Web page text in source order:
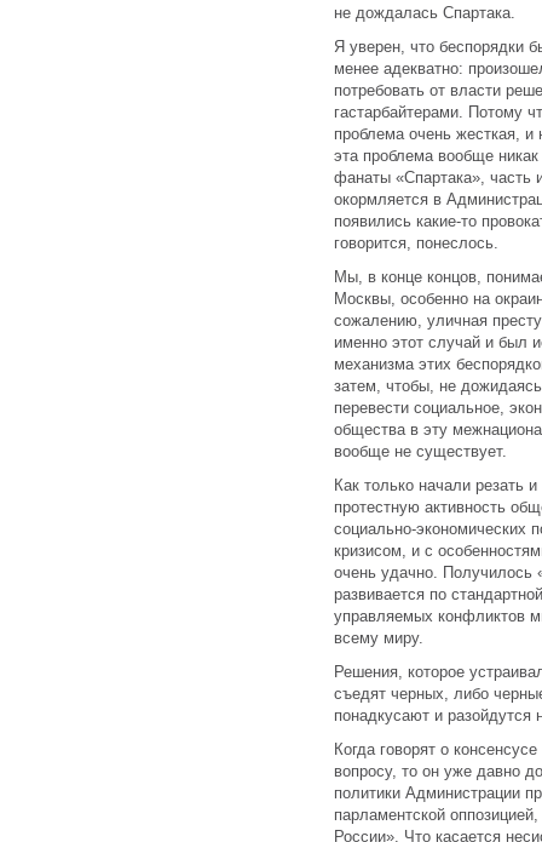
не дождалась Спартака.
Я уверен, что беспорядки
менее адекватно:
потребовать от власти
гастарбайтерами. Потому
проблема очень жесткая, и
эта проблема вообще
фанаты «Спартака», часть
окормляется в
появились какие-то
говорится, понеслось.
Мы, в конце концов,
Москвы, особенно на
сожалению, уличная
именно этот случай и был
механизма этих
затем, чтобы, не
перевести социальное,
общества в эту
вообще не существует.
Как только начали резать
протестную активность
социально-экономических
кризисом, и с
очень удачно. Получилось
развивается по
управляемых конфликтов
всему миру.
Решения, которое
съедят черных, либо
понадкусают и
Когда говорят о
вопросу, то он уже давно
политики Администрации
парламентской
России». Что касается